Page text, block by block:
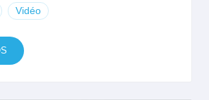
Vidéo